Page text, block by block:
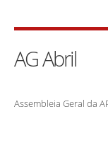
AG Abril
Assembleia Geral da